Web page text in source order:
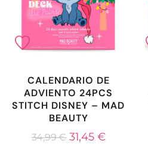
CALENDARIO DE
ADVIENTO 24PCS
STITCH DISNEY – MAD
BEAUTY
34,99€ 31,45 €